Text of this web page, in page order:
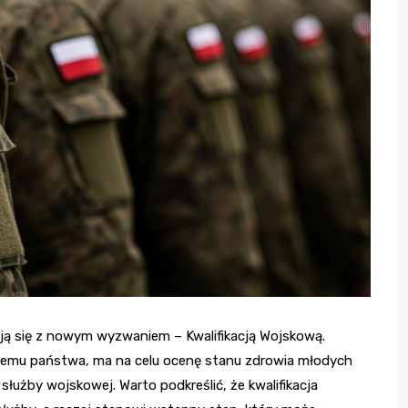
się z nowym wyzwaniem – Kwalifikacją Wojskową.
państwa, ma na celu ocenę stanu zdrowia młodych
wojskowej. Warto podkreślić, że kwalifikacja